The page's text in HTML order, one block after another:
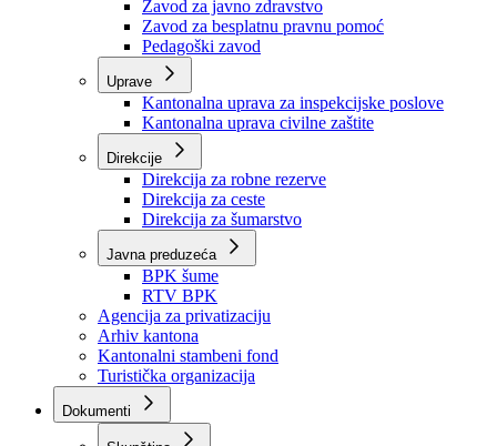
Zavodi
Zavod zdravstvenog osiguranja
Zavod za javno zdravstvo
Zavod za besplatnu pravnu pomoć
Pedagoški zavod
Kantonalna uprava za inspekcijske poslove
Kantonalna uprava civilne zaštite
Direkcije
Direkcija za robne rezerve
Direkcija za ceste
Direkcija za šumarstvo
Javna preduzeća
BPK šume
RTV BPK
Agencija za privatizaciju
Arhiv kantona
Kantonalni stambeni fond
Turistička organizacija